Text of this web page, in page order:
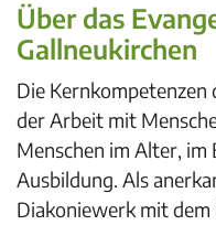
Über das
Gallneukirchen
Die Kernkompetenzen
der Arbeit mit
Menschen im Alter, im
Ausbildung. Als
Diakoniewerk mit dem